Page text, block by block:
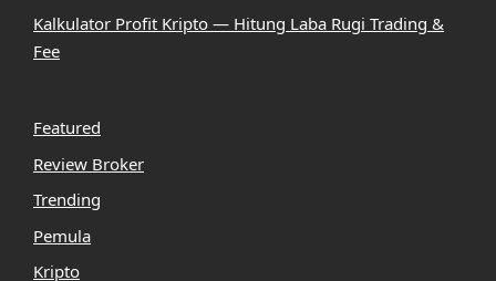
Kalkulator Profit Kripto — Hitung Laba Rugi Trading &
Fee
Featured
Review Broker
Trending
Pemula
Kripto